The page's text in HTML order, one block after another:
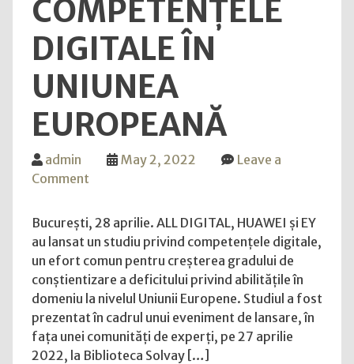
COMPETENȚELE
DIGITALE ÎN
UNIUNEA
EUROPEANĂ
admin May 2, 2022
Leave a
Comment
a
lansat
împreună
cu
Digital
EY
București, 28 aprilie. ALL DIGITAL, HUAWEI și EY
au lansat un studiu privind competențele digitale,
un efort comun pentru creșterea gradului de
conștientizare a deficitului privind abilitățile în
domeniu la nivelul Uniunii Europene. Studiul a fost
prezentat în cadrul unui eveniment de lansare, în
fața unei comunități de experți, pe 27 aprilie
2022, la Biblioteca Solvay […]